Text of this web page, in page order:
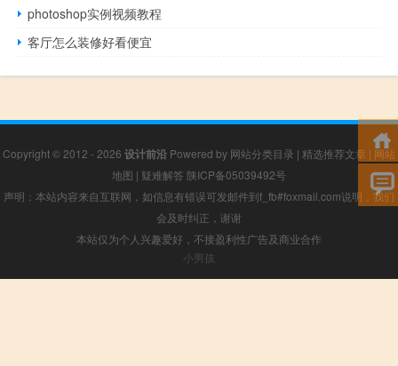
photoshop实例视频教程
客厅怎么装修好看便宜
Copyright © 2012 - 2026 设计前沿 Powered by 网站分类目录 | 精选推荐文章 | 网站
地图 | 疑难解答 陕ICP备05039492号
声明：本站内容来自互联网，如信息有错误可发邮件到f_fb#foxmail.com说明，我们
会及时纠正，谢谢
本站仅为个人兴趣爱好，不接盈利性广告及商业合作
小男孩